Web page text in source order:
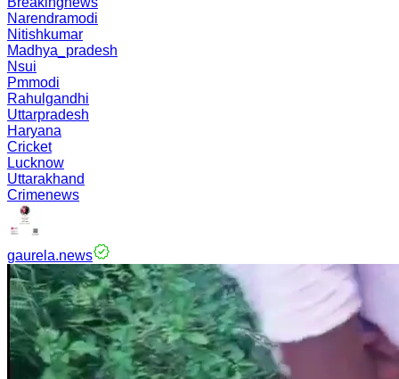
Narendramodi
Nitishkumar
Madhya_pradesh
Nsui
Pmmodi
Rahulgandhi
Uttarpradesh
Haryana
Cricket
Lucknow
Uttarakhand
Crimenews
gaurela.news